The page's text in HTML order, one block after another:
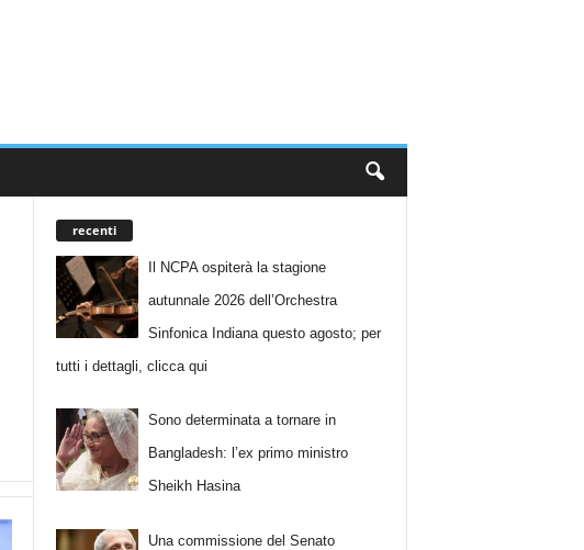
recenti
Il NCPA ospiterà la stagione
autunnale 2026 dell’Orchestra
Sinfonica Indiana questo agosto; per
tutti i dettagli, clicca qui
Sono determinata a tornare in
Bangladesh: l’ex primo ministro
Sheikh Hasina
Una commissione del Senato